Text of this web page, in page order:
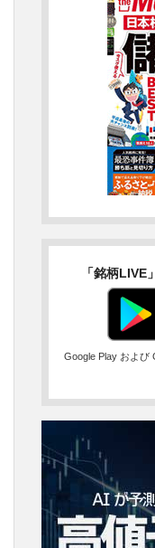
「銘柄
Google Play および